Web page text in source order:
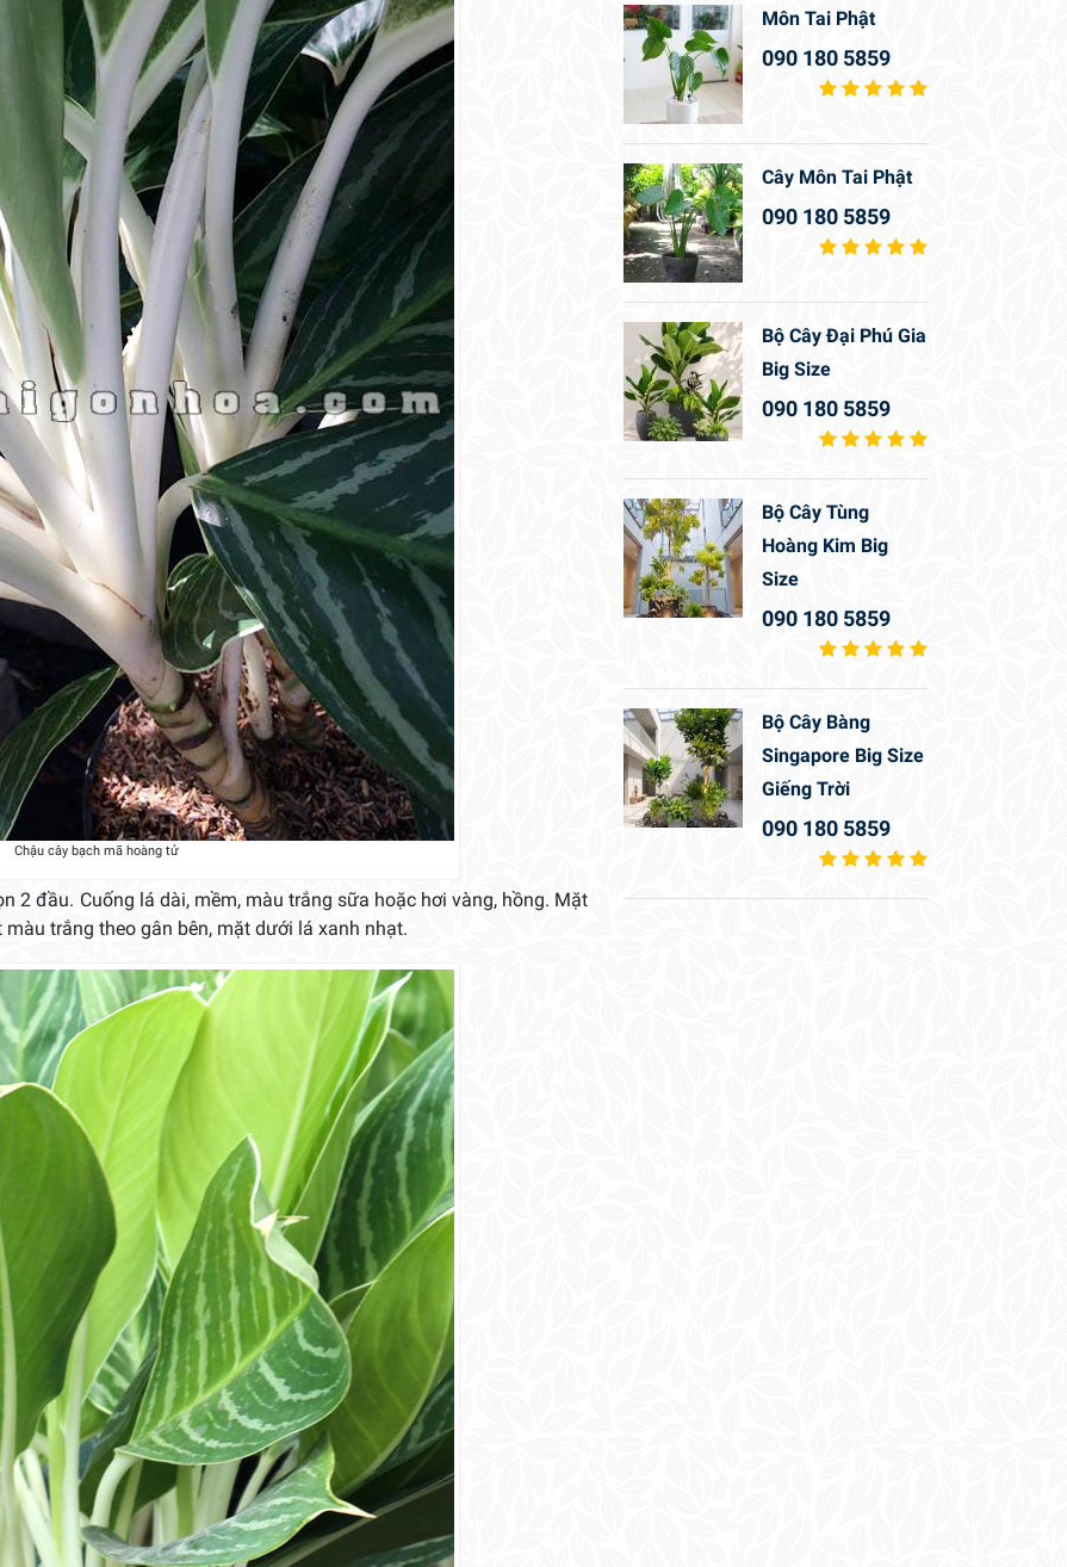
Chậu cây bạch mã hoàng tử
2 đầu. Cuống lá dài, mềm, màu trắng sữa hoặc hơi vàng, hồng. Mặt
trắng theo gân bên, mặt dưới lá xanh nhạt.
Môn Tai Phật
090 180 5859
Cây Môn Tai Phật
090 180 5859
Bộ Cây Đại Phú Gia
Big Size
090 180 5859
Bộ Cây Tùng
Hoàng Kim Big
Size
090 180 5859
Bộ Cây Bàng
Singapore Big Size
Giếng Trời
090 180 5859